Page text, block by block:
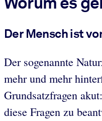
Der Mensch ist
Der sogenannte
mehr und mehr
Grundsatzfragen
diese Fragen zu